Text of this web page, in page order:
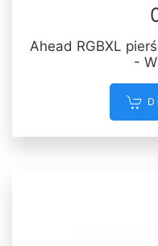
Ahead RGBXL
-